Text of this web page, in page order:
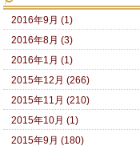
2016年9月 (1)
2016年8月 (3)
2016年1月 (1)
2015年12月 (266)
2015年11月 (210)
2015年10月 (1)
2015年9月 (180)